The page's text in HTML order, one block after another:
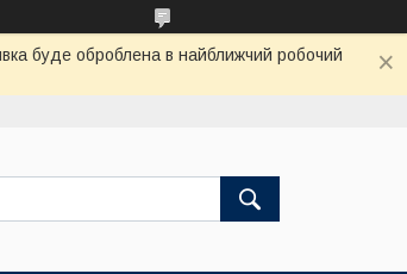
буде оброблена в найближчий робочий